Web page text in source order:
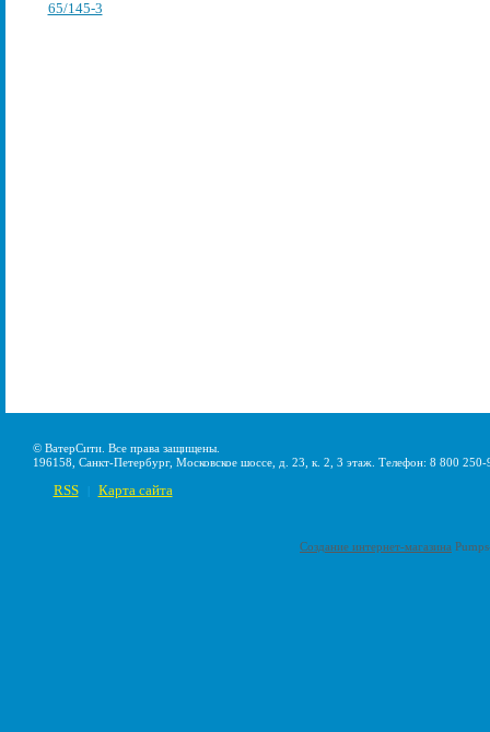
© ВатерСити. Все права защищены.
196158, Санкт-Петербург, Московское шоссе, д. 23, к. 2, 3 этаж. Телефон: 8 800
RSS Карта сайта
Создание интернет-магазина